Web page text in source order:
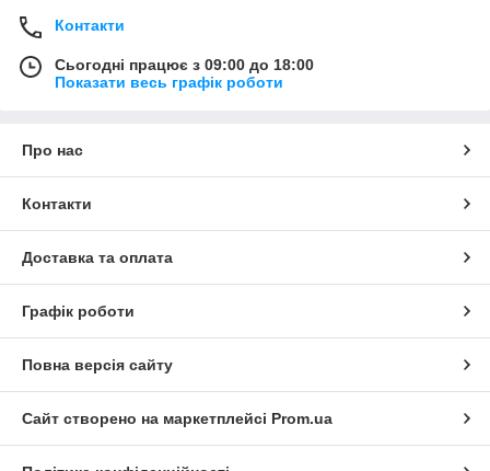
Контакти
Сьогодні працює з 09:00 до 18:00
Показати весь графік роботи
Про нас
Контакти
Доставка та оплата
Графік роботи
Повна версія сайту
Сайт створено на маркетплейсі Prom.ua